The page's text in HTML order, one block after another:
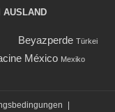
AUSLAND
Beyazperde Türkei
México Mexiko